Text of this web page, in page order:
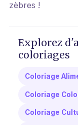
zèbres !
Explorez
coloriages
Coloriage
Coloriage
Coloriage